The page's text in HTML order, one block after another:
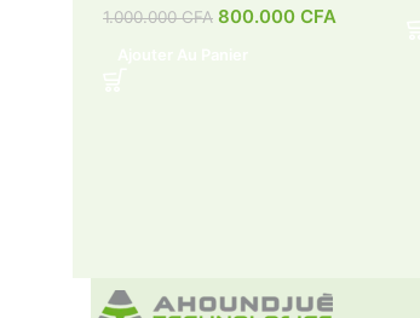
1.000.000CFA 800.000 CFA